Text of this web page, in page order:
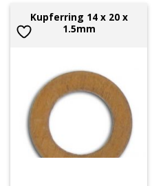
Kupferring 14 x 20 x
1.5mm